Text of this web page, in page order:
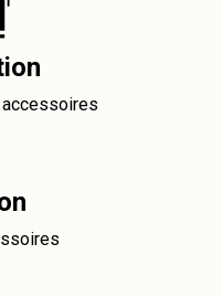
accessoires